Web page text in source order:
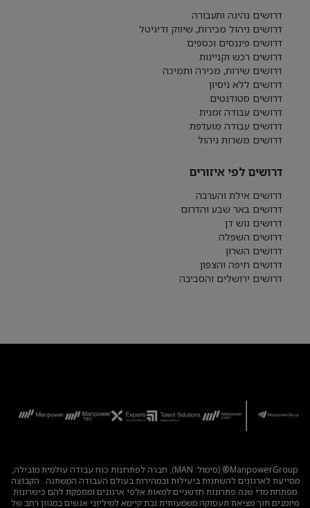
דרושים נהיגה ותעבורה
דרושים ניהול מכירות, שיווק ודיגיטל
דרושים פיננסים וכספים
דרושים רכש וקניינות
דרושים שירות, מכירה ותמיכה
דרושים ללא ניסיון
דרושים סטודנטים
דרושים עבודה זמנית
דרושים עבודה מועדפת
דרושים משרות ניהול
דרושים לפי איזורים
דרושים אילת והערבה
דרושים באר שבע והדרום
דרושים גוש דן
דרושים השפלה
דרושים השרון
דרושים חיפה והצפון
דרושים ירושלים והסביבה
ManpowerGroup® (סימול: MAN), חברה לפתרונות כוח עבודה עולמית מובילה,
מסייעת לארגונים להשתנות ביעילות ובמהירות בעולם העבודה המשתנה . הקבוצה
מפתחת מדי שנה פתרונות חדשניים למאות אלפי ארגונים ומספקת להם כישרונות
מיומנים תוך מציאת תעסוקה משמעותית ובת קיימא למיליוני אנשים במגוון רחב של